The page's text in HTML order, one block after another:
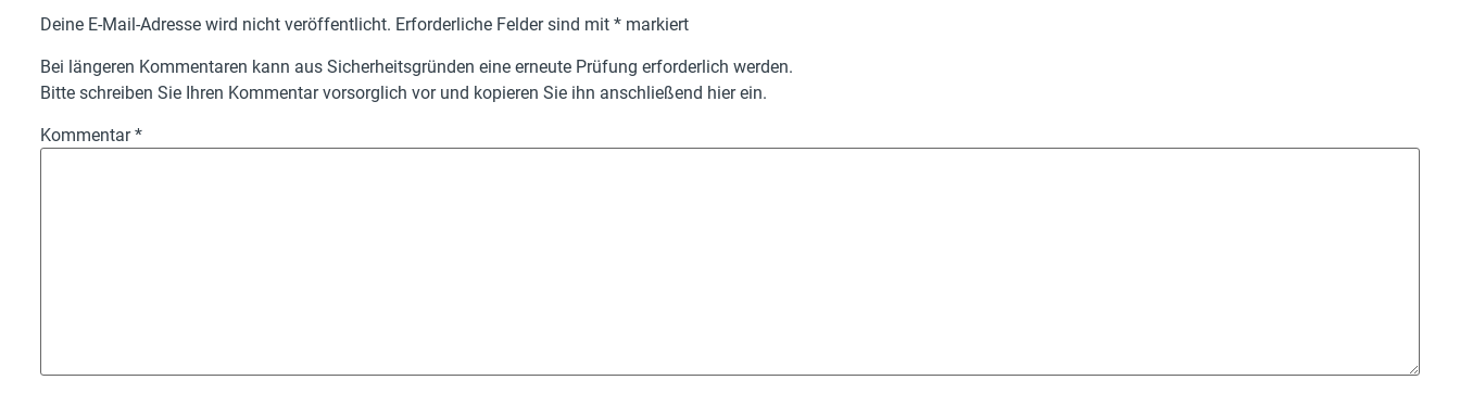
Deine E-Mail-Adresse wird nicht veröffentlicht. Erforderliche Felder sind mit * markiert
Bei längeren Kommentaren kann aus Sicherheitsgründen eine erneute Prüfung erforderlich werden.
Bitte schreiben Sie Ihren Kommentar vorsorglich vor und kopieren Sie ihn anschließend hier ein.
Kommentar*